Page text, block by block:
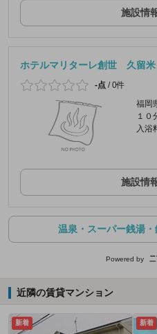
施設情
ホテルマリターレ創世 久留米
-点 /0件
福岡
１０
入浴
施設情
温泉・スーパー銭湯
Powered by
近隣の賃貸マンション
新着 新着